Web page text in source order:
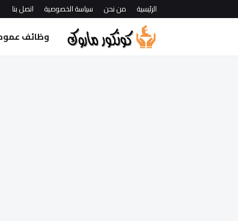
الرئيسية من نحن سياسة الخصوصية اتصل بنا
وظائف